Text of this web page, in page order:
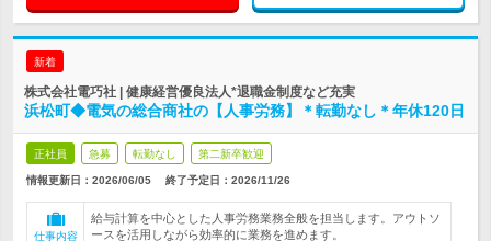
新着
株式会社電巧社 | 健康経営優良法人*退職金制度など充実
浜松町◆電気の総合商社の【人事労務】＊転勤なし＊年休120日
正社員 急募 転勤なし 第二新卒歓迎
情報更新日：2026/06/05 終了予定日： 2026/11/26
仕事内容
給与計算を中心とした人事労務業務全般を担当します。アウトソ
ースを活用しながら効率的に業務を進めます。